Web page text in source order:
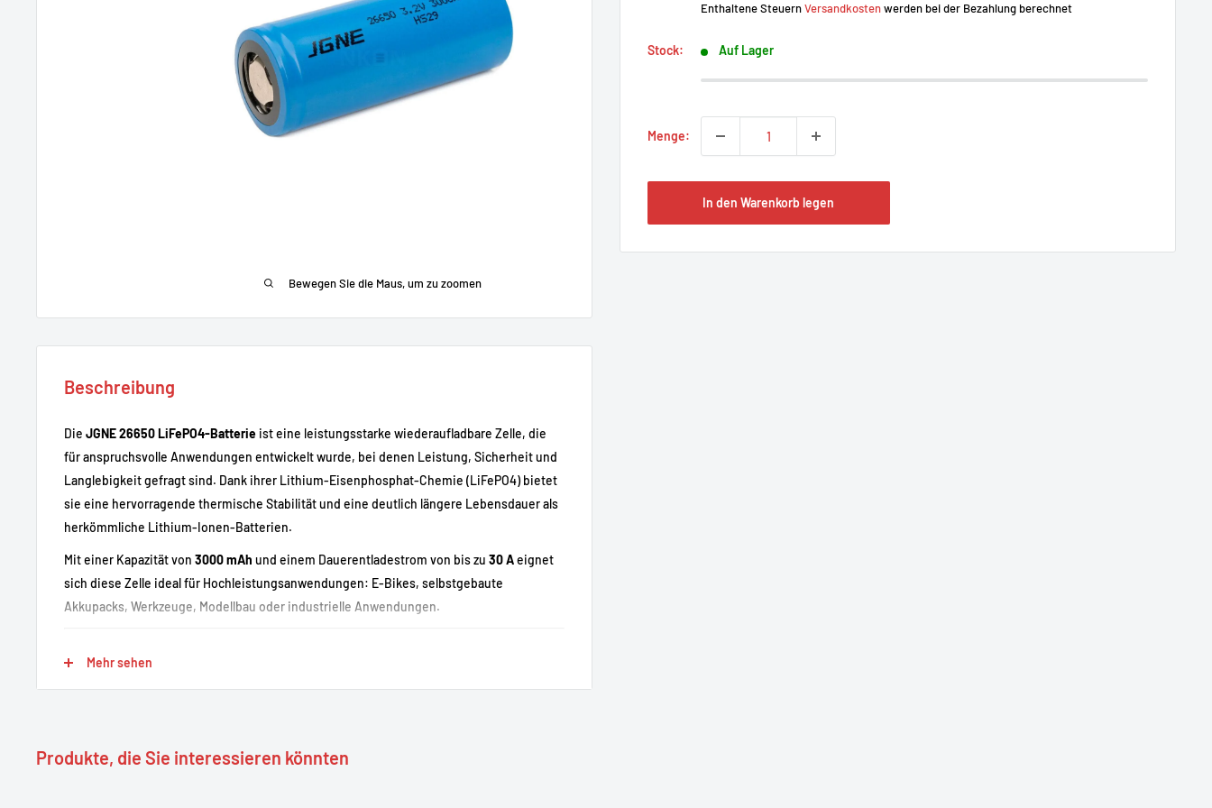
Bewegen Sie die Maus, um zu zoomen
Enthaltene SteuernVersandkostenwerden bei der Bezahlung berechnet
Stock: Auf Lager
Menge:
In den Warenkorb legen
Beschreibung
Die JGNE 26650 LiFePO4-Batterie ist eine leistungsstarke wiederaufladbare Zelle, die
für anspruchsvolle Anwendungen entwickelt wurde, bei denen Leistung, Sicherheit und
Langlebigkeit gefragt sind. Dank ihrer Lithium-Eisenphosphat-Chemie (LiFePO4) bietet
sie eine hervorragende thermische Stabilität und eine deutlich längere Lebensdauer als
herkömmliche Lithium-Ionen-Batterien.
Mit einer Kapazität von 3000 mAh und einem Dauerentladestrom von bis zu 30 Aeignet
sich diese Zelle ideal für Hochleistungsanwendungen: E-Bikes, selbstgebaute
Akkupacks, Werkzeuge, Modellbau oder industrielle Anwendungen.
Lange Lebensdauer
Mehr sehen
Produkte, die Sie interessieren könnten